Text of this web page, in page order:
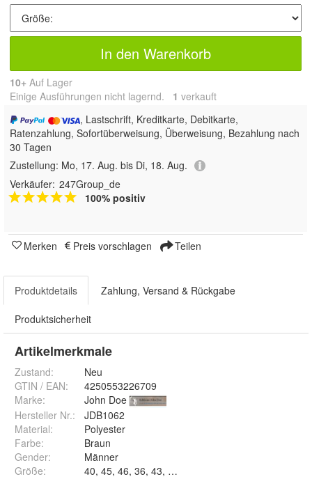
In den Warenkorb
10+ Auf Lager
Einige Ausführungen nicht lagernd. 1 verkauft
, Lastschrift, Kreditkarte, Debitkarte,
Ratenzahlung, Sofortüberweisung, Überweisung, Bezahlung nach
30 Tagen
Zustellung: Mo, 17. Aug. bis Di, 18. Aug.
Verkäufer: 247Group_de
100% positiv
Merken Preis vorschlagen Teilen
Produktdetails Zahlung, Versand & Rückgabe
Produktsicherheit
Artikelmerkmale
Zustand:
Neu
GTIN / EAN:
4250553226709
Marke:
John Doe
Hersteller Nr.:
JDB1062
Material:
Polyester
Farbe:
Braun
Gender:
Männer
Größe: